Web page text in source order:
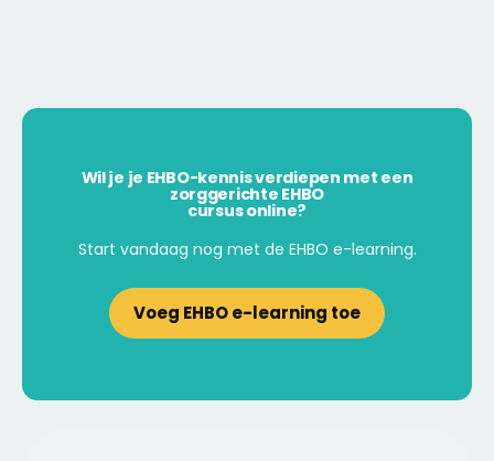
Wil je je EHBO-kennis verdiepen met een
zorggerichte EHBO
cursus online?
Start vandaag nog met de EHBO e-learning.
Voeg EHBO e-learning toe